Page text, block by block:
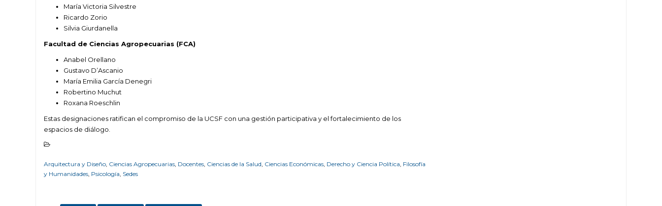
María Victoria Silvestre
Ricardo Zorio
Silvia Giurdanella
Facultad de Ciencias Agropecuarias (FCA)
Anabel Orellano
Gustavo D’Ascanio
María Emilia García Denegri
Robertino Muchut
Roxana Roeschlin
Estas designaciones ratifican el compromiso de la UCSF con una gestión participativa y el fortalecimiento de los
espacios de diálogo.
Arquitectura y Diseño, Ciencias Agropecuarias, Docentes, Ciencias de la Salud, Ciencias Económicas, Derecho y Ciencia Política, Filosofía
y Humanidades, Psicología, Sedes